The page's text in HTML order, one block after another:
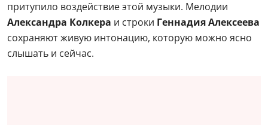
притупило воздействие этой музыки. Мелодии
Александра Колкера и строки Геннадия Алексеева
сохраняют живую интонацию, которую можно ясно
слышать и сейчас.